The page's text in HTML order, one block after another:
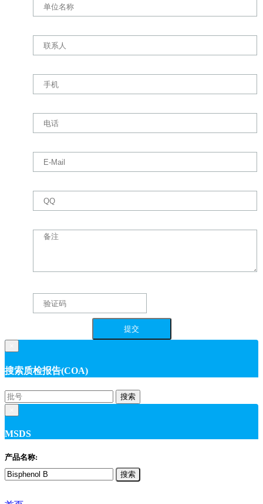
搜索质检报告(COA)
搜索
MSDS
产品名称:
搜索